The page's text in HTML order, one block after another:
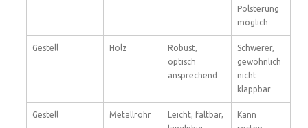
Polsterung
möglich
Gestell Holz
Robust,
optisch
ansprechend
Schwerer,
gewöhnlich
nicht
klappbar
Gestell Metallrohr
Leicht, faltbar,
Kann